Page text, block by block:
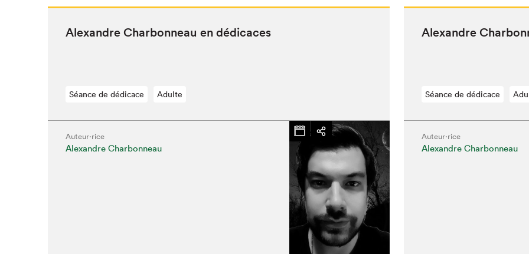
Alexan­dre Char­bon­neau en dédicaces
Séance de dédicace Adulte
Auteur·rice
Alexandre Charbonneau
Alexan­dre
Séance de dédicace
Auteur·rice
Alexandre Charbonneau